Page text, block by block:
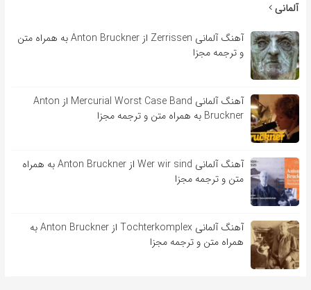
آلمانی
آهنگ آلمانی Zerrissen از Anton Bruckner به همراه متن
و ترجمه مجزا
آهنگ آلمانی Mercurial Worst Case Band از Anton
Bruckner به همراه متن و ترجمه مجزا
آهنگ آلمانی Wer wir sind از Anton Bruckner به همراه
متن و ترجمه مجزا
آهنگ آلمانی Tochterkomplex از Anton Bruckner به
همراه متن و ترجمه مجزا